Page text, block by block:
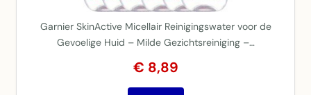
Garnier SkinActive Micellair Reinigingswater voor de
Gevoelige Huid – Milde Gezichtsreiniging –…
€ 8,89